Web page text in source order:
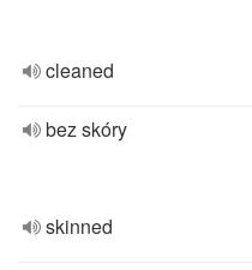
cleaned
bez skóry
skinned